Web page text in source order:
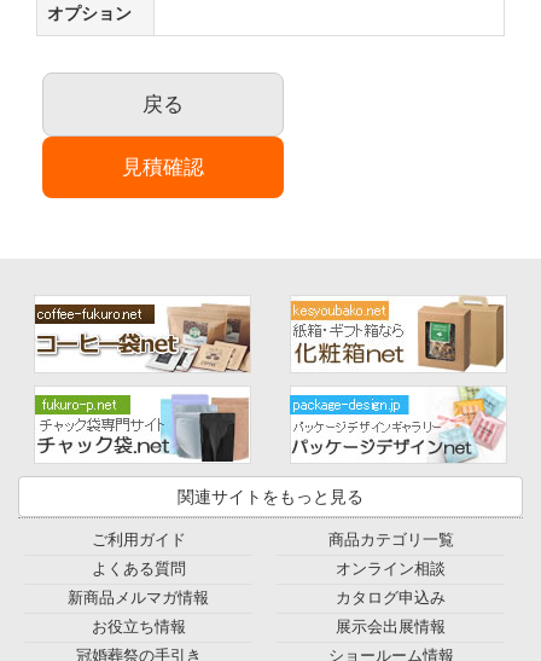
オプション
戻る
見積確認
関連サイトをもっと見る
ご利用ガイド
よくある質問
新商品メルマガ情報
お役立ち情報
冠婚葬祭の手引き
商品カテゴリ一覧
オンライン相談
カタログ申込み
展示会出展情報
ショールーム情報